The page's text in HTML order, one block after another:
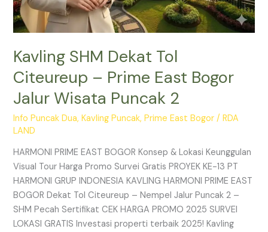
Kavling SHM Dekat Tol
Citeureup – Prime East Bogor
Jalur Wisata Puncak 2
Info Puncak Dua,Kavling Puncak,Prime East Bogor /RDA
LAND
HARMONI PRIME EAST BOGOR Konsep & Lokasi Keunggulan
Visual Tour Harga Promo Survei Gratis PROYEK KE-13 PT
HARMONI GRUP INDONESIA KAVLING HARMONI PRIME EAST
BOGOR Dekat Tol Citeureup – Nempel Jalur Puncak 2 –
SHM Pecah Sertifikat CEK HARGA PROMO 2025 SURVEI
LOKASI GRATIS Investasi properti terbaik 2025! Kavling